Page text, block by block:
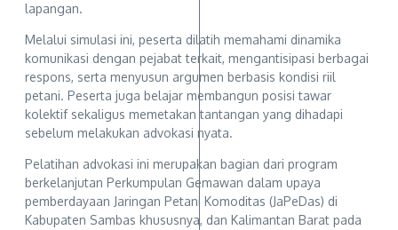
lapangan.
Melalui simulasi ini, peserta dilatih memahami dinamika
komunikasi dengan pejabat terkait, mengantisipasi berbagai
respons, serta menyusun argumen berbasis kondisi riil
petani. Peserta juga belajar membangun posisi tawar
kolektif sekaligus memetakan tantangan yang dihadapi
sebelum melakukan advokasi nyata.
Pelatihan advokasi ini merupakan bagian dari program
berkelanjutan Perkumpulan Gemawan dalam upaya
pemberdayaan Jaringan Petani Komoditas (JaPeDas) di
Kabupaten Sambas khususnya, dan Kalimantan Barat pada